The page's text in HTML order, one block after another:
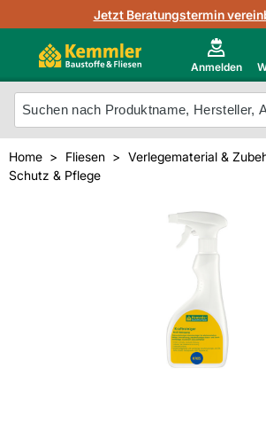
Jetzt Beratungstermin
Anmelden
3D-Raumvisualisierung
Kemmler-Partner
Ihr Fliesentyp
Fliesen-Kemmler AR-App
Highlight des Monats Fliesenserie
Gutjahr
Otto
Neu im Onlineshop?
Mein Konto
Meistverkaufte Produkte
Home Fliesen Verlegematerial &
Schutz & Pflege